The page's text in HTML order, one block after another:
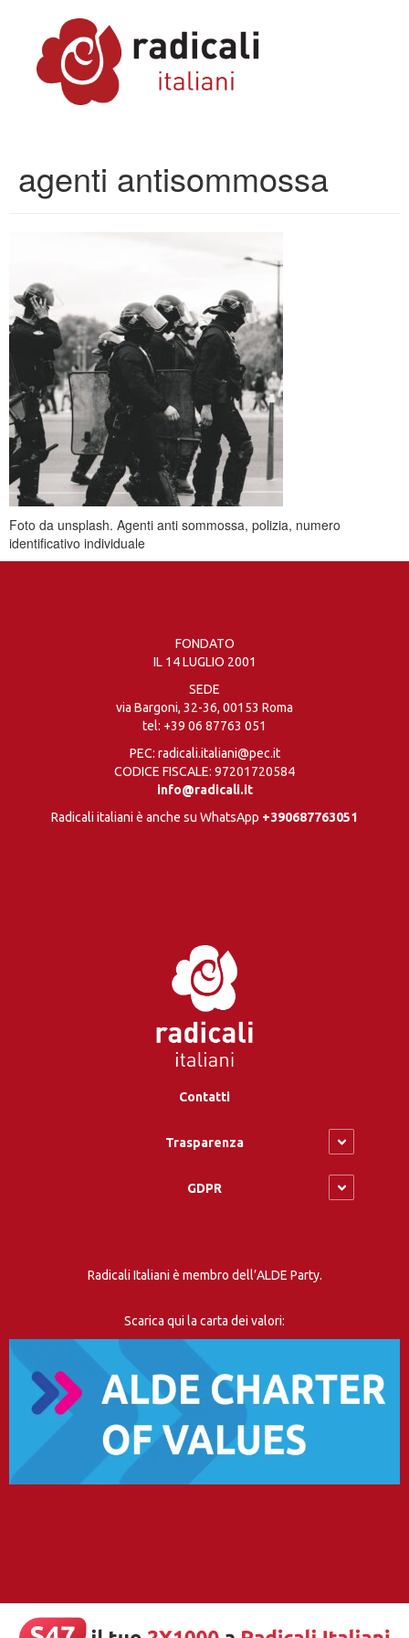
agenti antisommossa
Foto da unsplash. Agenti anti sommossa, polizia, numero
identificativo individuale
FONDATO
IL 14 LUGLIO 2001
SEDE
via Bargoni, 32-36, 00153 Roma
tel: +39 06 87763 051
PEC: radicali.italiani@pec.it
CODICE FISCALE: 97201720584
info@radicali.it
Radicali italiani è anche su WhatsApp +390687763051
Contatti
Trasparenza
GDPR
Radicali Italiani è membro dell’ALDE Party.
Scarica qui la carta dei valori: